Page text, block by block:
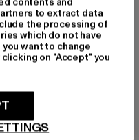
Daten umgeht, findest Du
Dich jederzeit kostenfei
to extract data
the processing of
which do not have
want to change
on "Accept" you